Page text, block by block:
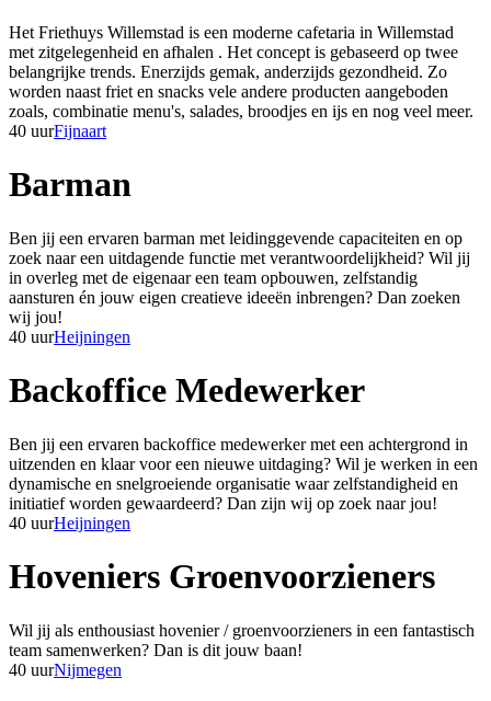
Het Friethuys Willemstad is een moderne cafetaria in Willemstad
met zitgelegenheid en afhalen . Het concept is gebaseerd op twee
belangrijke trends. Enerzijds gemak, anderzijds gezondheid. Zo
worden naast friet en snacks vele andere producten aangeboden
zoals, combinatie menu's, salades, broodjes en ijs en nog veel meer.
40 uurFijnaart
Barman
Ben jij een ervaren barman met leidinggevende capaciteiten en op
zoek naar een uitdagende functie met verantwoordelijkheid? Wil jij
in overleg met de eigenaar een team opbouwen, zelfstandig
aansturen én jouw eigen creatieve ideeën inbrengen? Dan zoeken
wij jou!
40 uurHeijningen
Backoffice Medewerker
Ben jij een ervaren backoffice medewerker met een achtergrond in
uitzenden en klaar voor een nieuwe uitdaging? Wil je werken in een
dynamische en snelgroeiende organisatie waar zelfstandigheid en
initiatief worden gewaardeerd? Dan zijn wij op zoek naar jou!
40 uurHeijningen
Hoveniers Groenvoorzieners
Wil jij als enthousiast hovenier / groenvoorzieners in een fantastisch
team samenwerken? Dan is dit jouw baan!
40 uurNijmegen